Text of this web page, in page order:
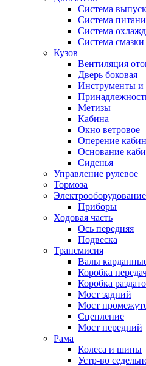
Система
Система
Система
Система смазки
Кузов
Вентиляция
Дверь боковая
Инструменты и
Метизы
Кабина
Окно ветровое
Оперение
Основание
Сиденья
Управление рулевое
Тормоза
Электрооборудование
Приборы
Ходовая часть
Ось передняя
Подвеска
Трансмисия
Валы
Коробка
Коробка
Мост задний
Мост
Сцепление
Мост передний
Рама
Колеса и шины
Устр-во